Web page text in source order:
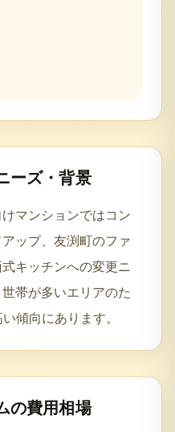
ーズ・背景
マンションではコン
ップ、友渕町のファ
キッチンへの変更ニ
帯が多いエリアのた
傾向にあります。
の費用相場